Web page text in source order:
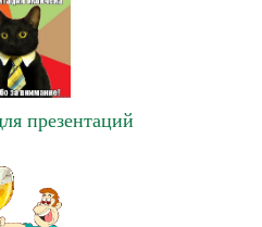
презентаций